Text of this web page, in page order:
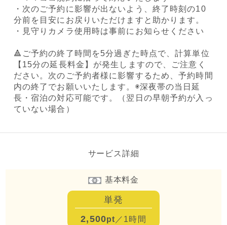
・次のご予約に影響が出ないよう、終了時刻の10
分前を目安にお戻りいただけますと助かります。
・見守りカメラ使用時は事前にお知らせください
🔺ご予約の終了時間を5分過ぎた時点で、計算単位
【15分の延長料金】が発生しますので、ご注意く
ださい。次のご予約者様に影響するため、予約時間
内の終了でお願いいたします。◉深夜帯の当日延
長・宿泊の対応可能です。（翌日の早朝予約が入っ
ていない場合）
サービス詳細
基本料金
単発
2,500pt ／1時間